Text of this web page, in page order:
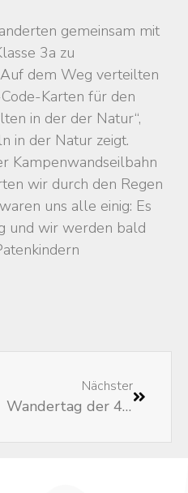
gemeinsam mit
3a zu
dem Weg verteilten
Karten für den
in der der Natur“,
in der Natur zeigt.
Kampenwandseilbahn
wir durch den Regen
uns alle einig: Es
und wir werden bald
Nächster
Wandertag der 4. Klassen